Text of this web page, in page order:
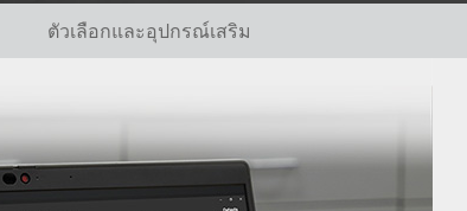
ตัวเลือกและอุปกรณ์เสริม